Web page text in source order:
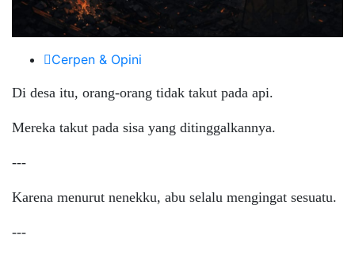
Cerpen & Opini
Di desa itu, orang-orang tidak takut pada api.
Mereka takut pada sisa yang ditinggalkannya.
---
Karena menurut nenekku, abu selalu mengingat sesuatu.
---